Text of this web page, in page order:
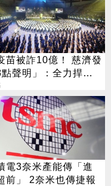
苗被詐10億！ 慈濟發
點聲明」：全力捍衛
人權益
電3奈米產能傳「進
前」 2奈米也傳捷報